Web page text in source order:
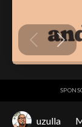
uzulla